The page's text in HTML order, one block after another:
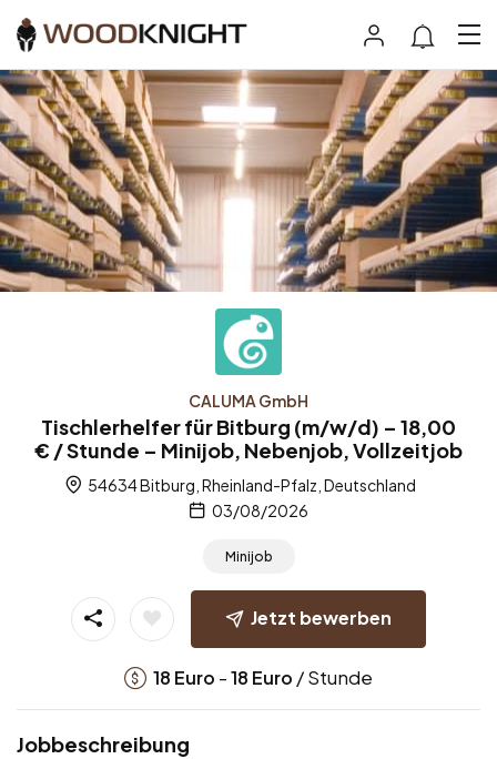
CALUMA GmbH
Tischlerhelfer für Bitburg (m/w/d) – 18,00
€ / Stunde – Minijob, Nebenjob, Vollzeitjob
54634 Bitburg, Rheinland-Pfalz, Deutschland
03/08/2026
Minijob
Jetzt bewerben
18 Euro -18 Euro / Stunde
Jobbeschreibung